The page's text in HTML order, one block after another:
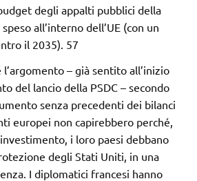
degli appalti pubblici della
all’interno dell’UE (con un
il 2035). 57
– già sentito all’inizio
del lancio della PSDC – secondo
senza precedenti dei bilanci
europei non capirebbero perché,
i loro paesi debbano
degli Stati Uniti, in una
I diplomatici francesi hanno